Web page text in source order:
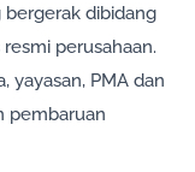
dibidang
perusahaan.
yayasan, PMA dan
pembaruan